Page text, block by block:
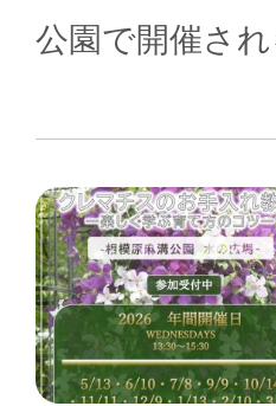
公園で開催さ